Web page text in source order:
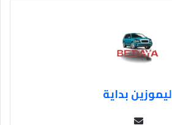
ليموزين بداية